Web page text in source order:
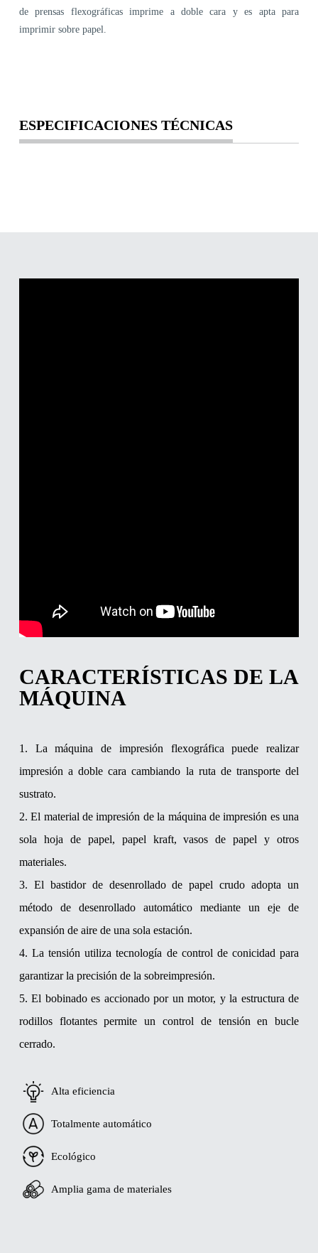
de prensas flexográficas imprime a doble cara y es apta para
imprimir sobre papel.
ESPECIFICACIONES TÉCNICAS
CARACTERÍSTICAS DE LA
MÁQUINA
1. La máquina de impresión flexográfica puede realizar
impresión a doble cara cambiando la ruta de transporte del
sustrato.
2. El material de impresión de la máquina de impresión es una
sola hoja de papel, papel kraft, vasos de papel y otros
materiales.
3. El bastidor de desenrollado de papel crudo adopta un
método de desenrollado automático mediante un eje de
expansión de aire de una sola estación.
4. La tensión utiliza tecnología de control de conicidad para
garantizar la precisión de la sobreimpresión.
5. El bobinado es accionado por un motor, y la estructura de
rodillos flotantes permite un control de tensión en bucle
cerrado.
Alta eficiencia
Totalmente automático
Ecológico
Amplia gama de materiales